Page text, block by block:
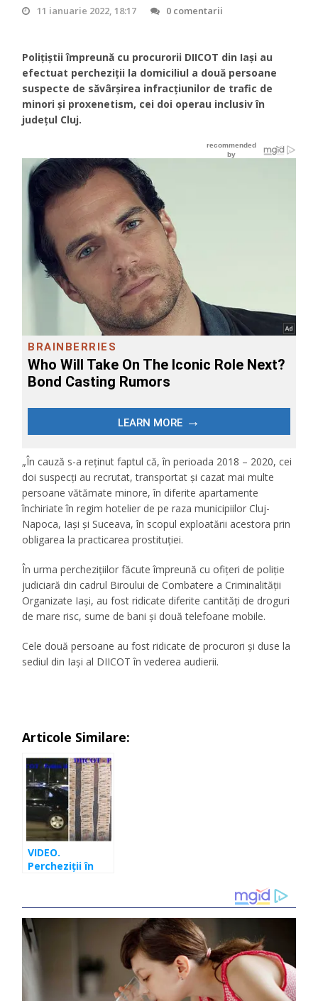
11 ianuarie 2022, 18:17 0 comentarii
Polițiștii împreună cu procurorii DIICOT din Iași au
efectuat percheziții la domiciliul a două persoane
suspecte de săvârșirea infracțiunilor de trafic de
minori și proxenetism, cei doi operau inclusiv în
județul Cluj.
„În cauză s-a reținut faptul că, în perioada 2018 – 2020, cei
doi suspecți au recrutat, transportat și cazat mai multe
persoane vătămate minore, în diferite apartamente
închiriate în regim hotelier de pe raza municipiilor Cluj-
Napoca, Iaşi şi Suceava, în scopul exploatării acestora prin
obligarea la practicarea prostituţiei.
În urma percheziţiilor făcute împreună cu ofiţeri de poliţie
judiciară din cadrul Biroului de Combatere a Criminalităţii
Organizate Iaşi, au fost ridicate diferite cantităţi de droguri
de mare risc, sume de bani şi două telefoane mobile.
Cele două persoane au fost ridicate de procurori şi duse la
sediul din Iaşi al DIICOT în vederea audierii.
Articole Similare:
VIDEO.
Percheziții în
peste 2 milioane
de euro